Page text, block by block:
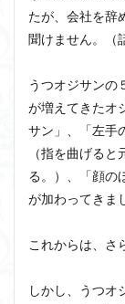
たが、会社を辞
聞けません。（
うつオジサンの
が増えてきたオ
サン」、「左手
（指を曲げる
る。）、「顔の
が加わってきま
これからは、さ
しかし、うつオ